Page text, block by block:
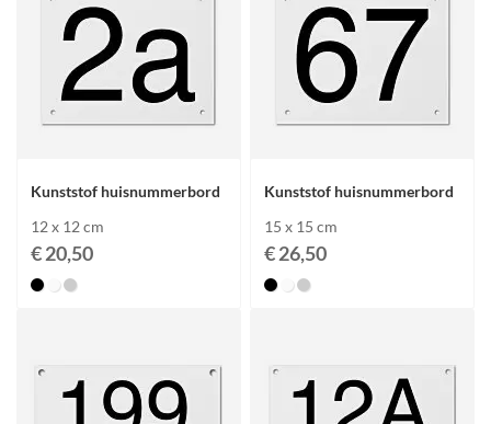
Kunststof huisnummerbord
12 x 12 cm
€ 20,50
Kunststof huisnummerbord
15 x 15 cm
€ 26,50